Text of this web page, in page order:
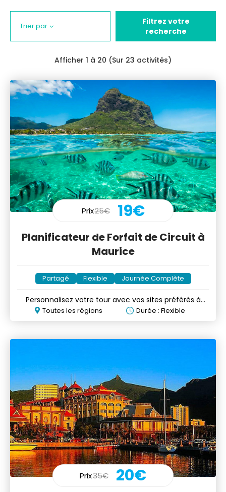
Trier par
Filtrez votre
recherche
Afficher 1 à 20 (Sur 23 activités)
Prix25€ 19€
Planificateur de Forfait de Circuit à
Maurice
Partagé Flexible Journée Complète
Personnalisez votre tour avec vos sites préférés à
Maurice
Toutes les régions Durée : Flexible
Prix35€ 20€